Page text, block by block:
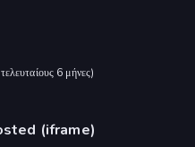
6 μήνες)
(iframe)